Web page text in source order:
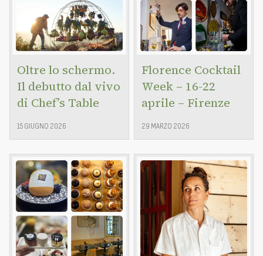
Oltre lo schermo.
Il debutto dal vivo
di Chef’s Table
15 GIUGNO 2026
Florence Cocktail
Week – 16-22
aprile – Firenze
29 MARZO 2026